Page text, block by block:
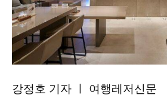
강정호 기자 ㅣ 여행레저신문